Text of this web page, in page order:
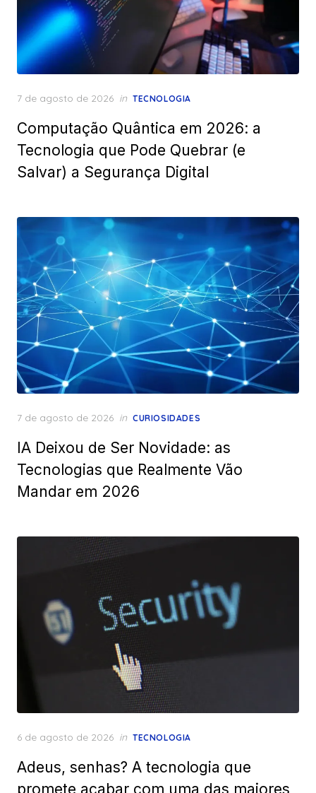
Posted
7 de agosto de 2026 in TECNOLOGIA
Computação Quântica em 2026: a
Tecnologia que Pode Quebrar (e
Salvar) a Segurança Digital
Posted
7 de agosto de 2026 in CURIOSIDADES
IA Deixou de Ser Novidade: as
Tecnologias que Realmente Vão
Mandar em 2026
Posted
6 de agosto de 2026 in TECNOLOGIA
Adeus, senhas? A tecnologia que
promete acabar com uma das maiores